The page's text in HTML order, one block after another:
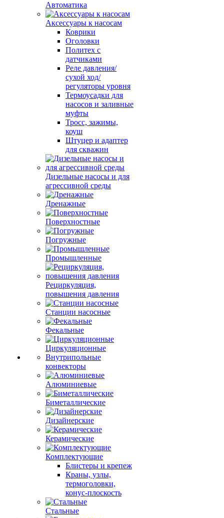
Автоматика
Аксессуары к насосам
Коврики
Оголовки
Политех с
датчиками
Реле давления/
сухой ход/
регуляторы уровня
Термоусадки для
насосов и заливные
муфты
Тросс, зажимы,
коуш
Штуцер и адаптер
для скважин
Дизельные насосы и для
агрессивной среды
Дренажные
Поверхностные
Погружные
Промышленные
Рециркуляция,
повышения давления
Станции насосные
Фекальные
Циркуляционные
Внутрипольные
конвекторы
Алюминиевые
Биметаллические
Дизайнерские
Керамические
Комплектующие
Блистеры и крепеж
Краны, узлы,
термоголовки,
конус-плоскость
Стальные